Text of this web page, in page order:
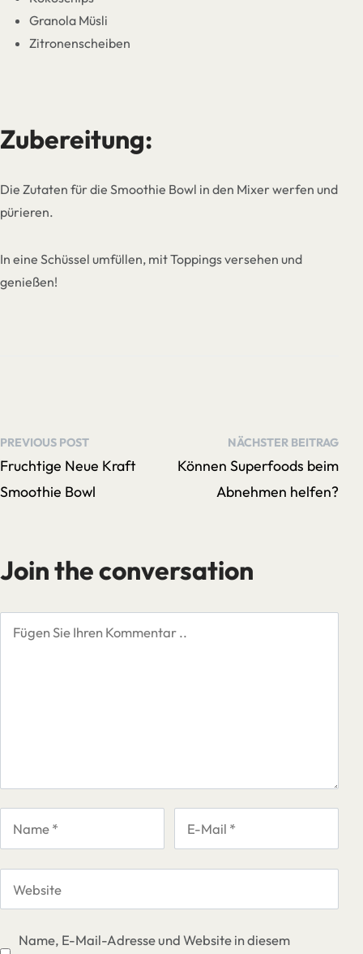
Granola Müsli
Zitronenscheiben
Zubereitung:
Die Zutaten für die Smoothie Bowl in den Mixer werfen und
pürieren.
In eine Schüssel umfüllen, mit Toppings versehen und
genießen!
PREVIOUS POST
Fruchtige Neue Kraft
Smoothie Bowl
NÄCHSTER BEITRAG
Können Superfoods beim
Abnehmen helfen?
Join the conversation
Name, E-Mail-Adresse und Website in diesem